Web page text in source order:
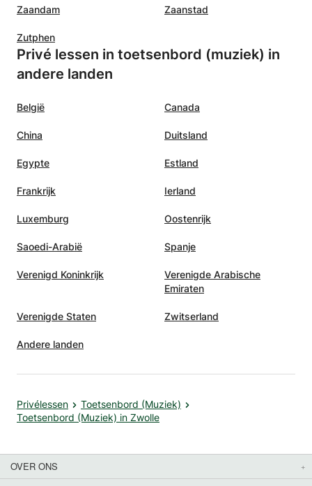
Zaandam Zaanstad
Zutphen
Privé lessen in toetsenbord (muziek) in
andere landen
België Canada
China Duitsland
Egypte Estland
Frankrijk Ierland
Luxemburg Oostenrijk
Saoedi-Arabië Spanje
Verenigd Koninkrijk
Verenigde Arabische
Emiraten
Verenigde Staten Zwitserland
Andere landen
Privélessen
Toetsenbord (Muziek)
Toetsenbord (Muziek) in Zwolle
OVER ONS